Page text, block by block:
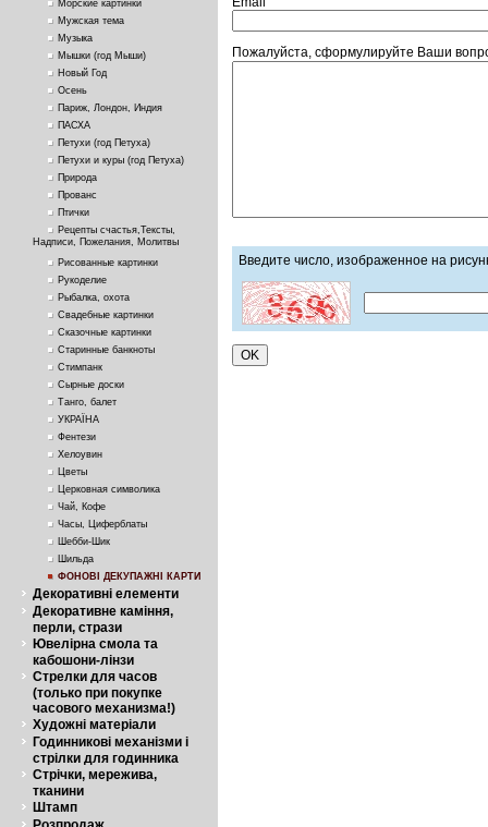
Морские картинки
Мужская тема
Музыка
Мышки (год Мыши)
Новый Год
Осень
Париж, Лондон, Индия
ПАСХА
Петухи (год Петуха)
Петухи и куры (год Петуха)
Природа
Прованс
Птички
Рецепты счастья,Тексты,
Надписи, Пожелания, Молитвы
Рисованные картинки
Рукоделие
Рыбалка, охота
Свадебные картинки
Сказочные картинки
Старинные банкноты
Стимпанк
Сырные доски
Танго, балет
УКРАЇНА
Фентези
Хелоувин
Цветы
Церковная символика
Чай, Кофе
Часы, Циферблаты
Шебби-Шик
Шильда
ФОНОВІ ДЕКУПАЖНІ КАРТИ
Декоративні елементи
Декоративне каміння,
перли, стрази
Ювелірна смола та
кабошони-лінзи
Стрелки для часов
(только при покупке
часового механизма!)
Художні матеріали
Годинникові механізми і
стрілки для годинника
Стрічки, мережива,
тканини
Штамп
Пожалуйста, сформулируйте Ваши
Введите число, изображенное на